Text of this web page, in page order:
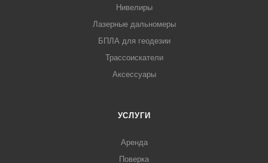
Нивелиры
Лазерные дальномеры
БПЛА для геодезии
Трассоискатели
Аксессуары
УСЛУГИ
Аренда
Поверка